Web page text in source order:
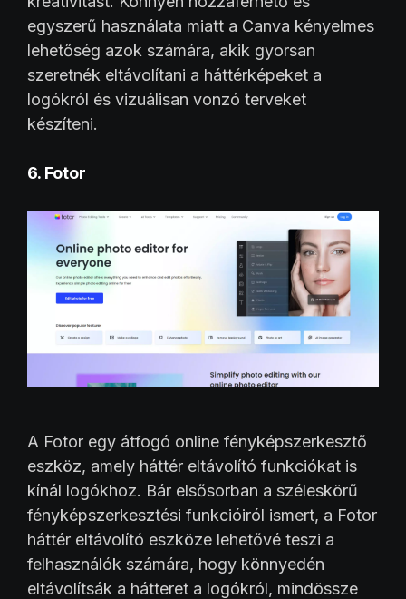
egyszerű használata miatt a Canva kényelmes
lehetőség azok számára, akik gyorsan
szeretnék eltávolítani a háttérképeket a
logókról és vizuálisan vonzó terveket
készíteni.
6. Fotor
A Fotor egy átfogó online fényképszerkesztő
eszköz, amely háttér eltávolító funkciókat is
kínál logókhoz. Bár elsősorban a széleskörű
fényképszerkesztési funkcióiról ismert, a Fotor
háttér eltávolító eszköze lehetővé teszi a
felhasználók számára, hogy könnyedén
eltávolítsák a hátteret a logókról, mindössze